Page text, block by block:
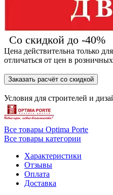
Со скидкой до -40%
Цена действительна только
отличаться от цен в
Заказать расчёт со скидкой
Условия для строителей и
Все товары Optima Porte
Все товары категории
Характеристики
Отзывы
Оплата
Доставка